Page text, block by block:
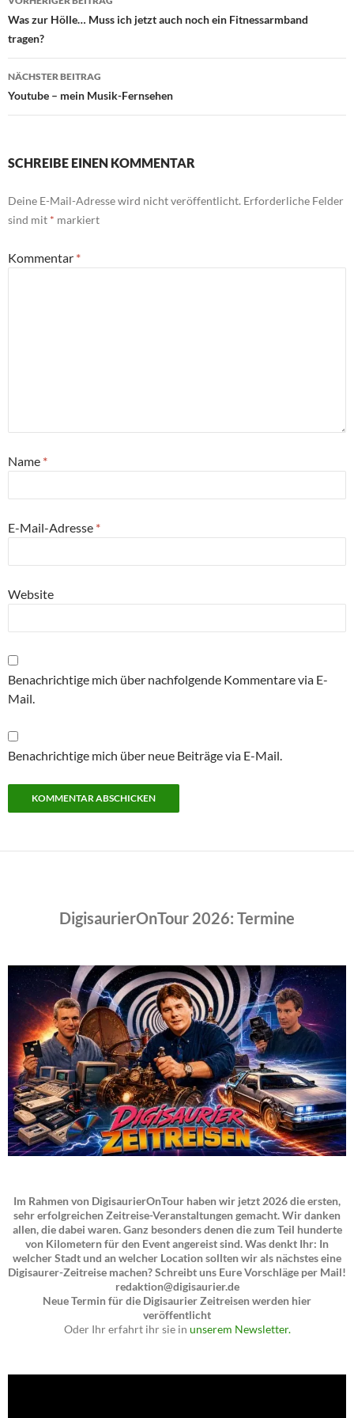
Was zur Hölle… Muss ich jetzt auch noch ein Fitnessarmband
tragen?
NÄCHSTER BEITRAG
Youtube – mein Musik-Fernsehen
SCHREIBE EINEN KOMMENTAR
Deine E-Mail-Adresse wird nicht veröffentlicht. Erforderliche Felder
sind mit * markiert
Kommentar *
Name *
E-Mail-Adresse *
Website
Benachrichtige mich über nachfolgende Kommentare via E-
Mail.
Benachrichtige mich über neue Beiträge via E-Mail.
DigisaurierOnTour 2026: Termine
Im Rahmen von DigisaurierOnTour haben wir jetzt 2026 die ersten,
sehr erfolgreichen Zeitreise-Veranstaltungen gemacht. Wir danken
allen, die dabei waren. Ganz besonders denen die zum Teil hunderte
von Kilometern für den Event angereist sind. Was denkt Ihr: In
welcher Stadt und an welcher Location sollten wir als nächstes eine
Digisaurer-Zeitreise machen? Schreibt uns Eure Vorschläge per Mail!
redaktion@digisaurier.de
Neue Termin für die Digisaurier Zeitreisen werden hier
veröffentlicht
Oder Ihr erfahrt ihr sie in unserem Newsletter.